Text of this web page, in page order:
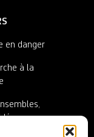
en danger
à la